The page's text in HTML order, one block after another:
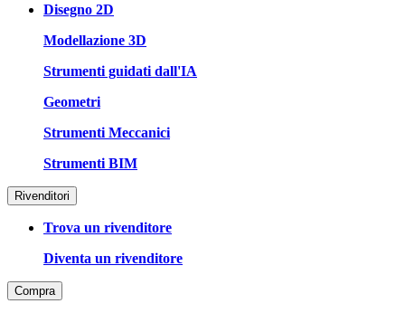
Disegno 2D
Modellazione 3D
Strumenti guidati dall'IA
Geometri
Strumenti Meccanici
Strumenti BIM
Rivenditori
Trova un rivenditore
Diventa un rivenditore
Compra